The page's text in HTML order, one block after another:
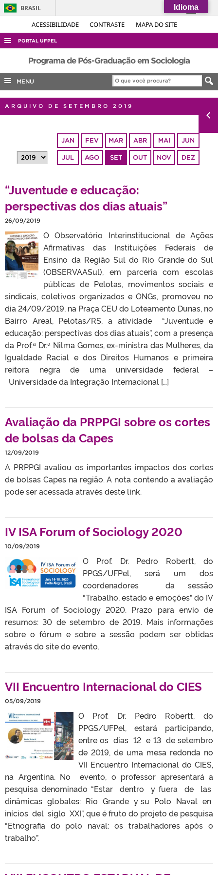
ACESSIBILIDADE CONTRASTE MAPA DO SITE
BRASIL
Simplifique!
Acesso à informação
Legislação
Canais
PORTAL UFPEL
ACESSO À INFORMAÇÃO
AUDITORIA
COBALTO
CONCURSOS
OUVIDORIA
TELEFONES
Programa de Pós-Graduação em Sociologia
MENU
ARQUIVO DE SETEMBRO 2019
JAN FEV MAR ABR MAI JUN
JUL AGO SET OUT NOV DEZ
“Juventude e educação:
perspectivas dos dias atuais”
26/09/2019
O Observatório Interinstitucional de Ações
Afirmativas das Instituições Federais de
Ensino da Região Sul do Rio Grande do Sul
(OBSERVAASul), em parceria com escolas
públicas de Pelotas, movimentos sociais e
sindicais, coletivos organizados e ONGs, promoveu no
dia 24/09/2019, na Praça CEU do Loteamento Dunas, no
Bairro Areal, Pelotas/RS, a atividade “Juventude e
educação: perspectivas dos dias atuais”, com a presença
da Prof.ª Dr.ª Nilma Gomes, ex-ministra das Mulheres, da
Igualdade Racial e dos Direitos Humanos e primeira
reitora negra de uma universidade federal –
Universidade da Integração Internacional […]
Avaliação da PRPPGI sobre os cortes
de bolsas da Capes
12/09/2019
A PRPPGI avaliou os importantes impactos dos cortes
de bolsas Capes na região. A nota contendo a avaliação
pode ser acessada através deste link.
IV ISA Forum of Sociology 2020
10/09/2019
O Prof. Dr. Pedro Robertt, do
PPGS/UFPel, será um dos
coordenadores da sessão
“Trabalho, estado e emoções” do IV
ISA Forum of Sociology 2020. Prazo para envio de
resumos: 30 de setembro de 2019. Mais informações
sobre o fórum e sobre a sessão podem ser obtidas
através do site do evento.
VII Encuentro Internacional do CIES
05/09/2019
O Prof. Dr. Pedro Robertt, do
PPGS/UFPel, estará participando,
entre os dias 12 e 13 de setembro
de 2019, de uma mesa redonda no
VII Encuentro Internacional do CIES,
na Argentina. No evento, o professor apresentará a
pesquisa denominado “Estar dentro y fuera de las
dinâmicas globales: Rio Grande y su Polo Naval en
inícios del siglo XXI”, que é fruto do projeto de pesquisa
“Etnografia do polo naval: os trabalhadores após o
trabalho”.
Idioma